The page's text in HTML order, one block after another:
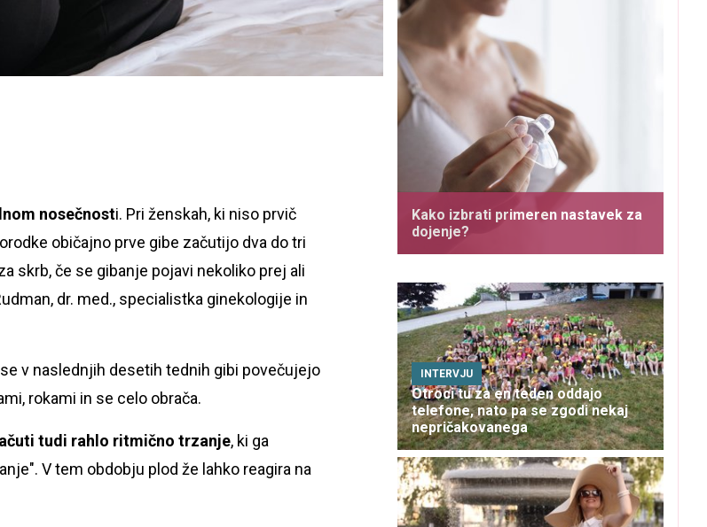
nosečnosti. Pri ženskah, ki niso prvič
običajno prve gibe začutijo dva do tri
skrb, če se gibanje pojavi nekoliko prej ali
dr. med., specialistka ginekologije in
se v naslednjih desetih tednih gibi povečujejo
rokami in se celo obrača.
tudi rahlo ritmično trzanje, ki ga
V tem obdobju plod že lahko reagira na
Kako izbrati primeren nastavek za
dojenje?
INTERVJU
Otroci tu za en teden oddajo
telefone, nato pa se zgodi nekaj
nepričakovanega